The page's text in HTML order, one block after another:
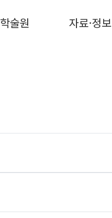
학술원 자료·정보